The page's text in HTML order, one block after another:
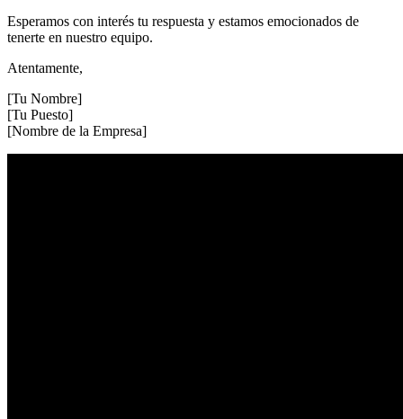
Esperamos con interés tu respuesta y estamos emocionados de
tenerte en nuestro equipo.
Atentamente,
[Tu Nombre]
[Tu Puesto]
[Nombre de la Empresa]